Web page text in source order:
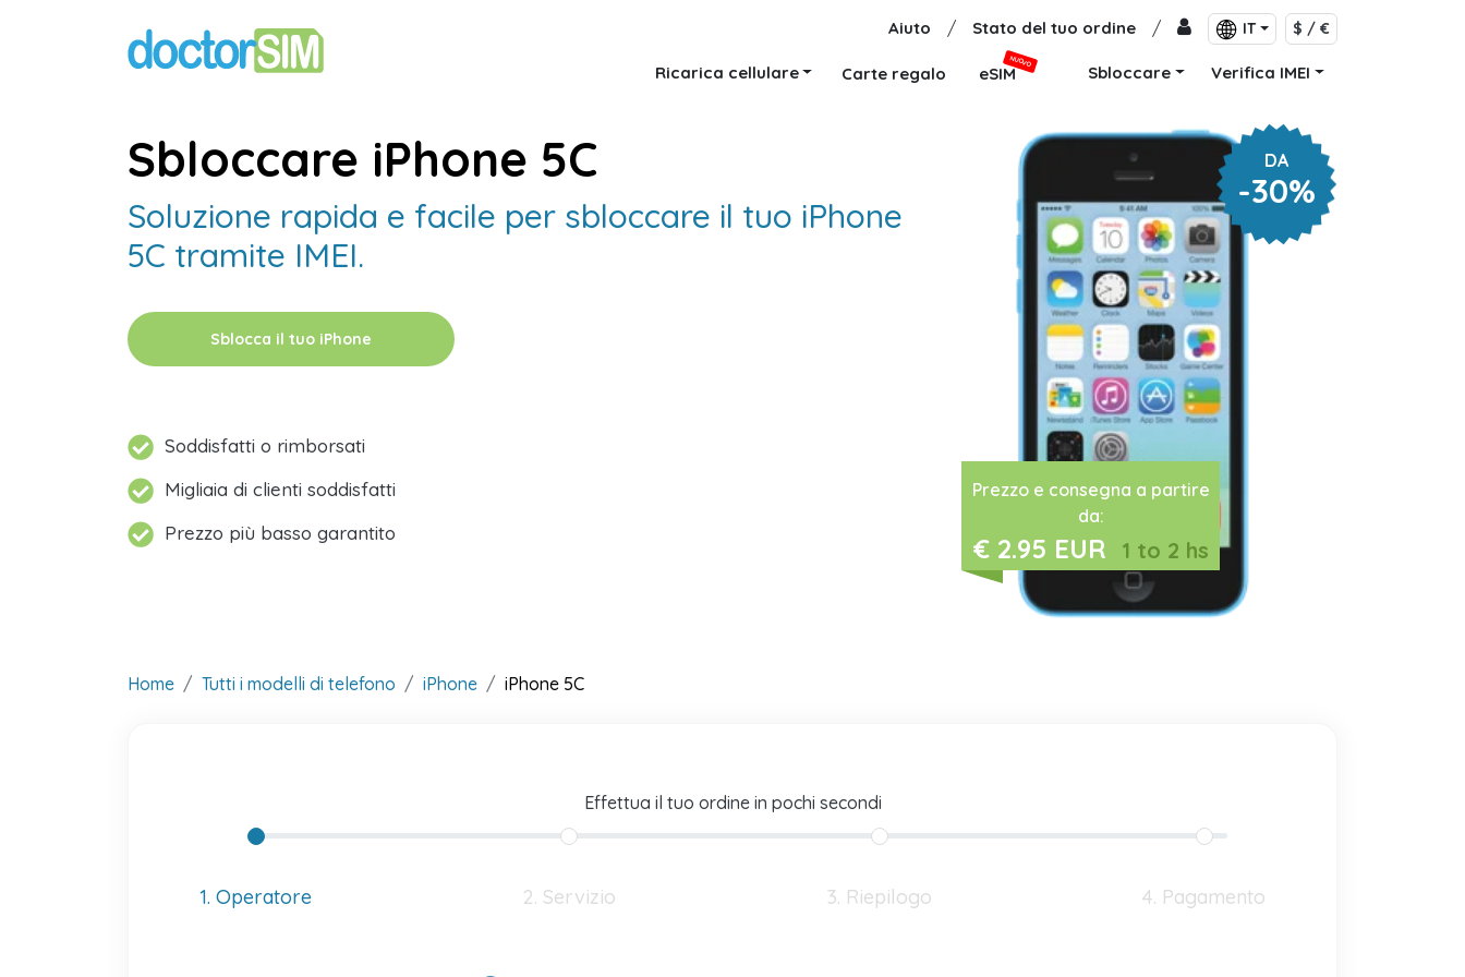
Aiuto / Stato del tuo ordine / IT $ / €
Ricarica cellulare Carte regalo eSIM
NUOVO
Sbloccare Verifica IMEI
DA
-30%
Prezzo e consegna a partire
da:
€ 2.95 EUR 1 to 2 hs
Sbloccare iPhone 5C
Soluzione rapida e facile per sbloccare il tuo iPhone
5C tramite IMEI.
Sblocca il tuo iPhone
Soddisfatti o rimborsati
Migliaia di clienti soddisfatti
Prezzo più basso garantito
Home Tutti i modelli di telefono iPhone iPhone 5C
Effettua il tuo ordine in pochi secondi
1. Operatore 2. Servizio 3. Riepilogo 4. Pagamento